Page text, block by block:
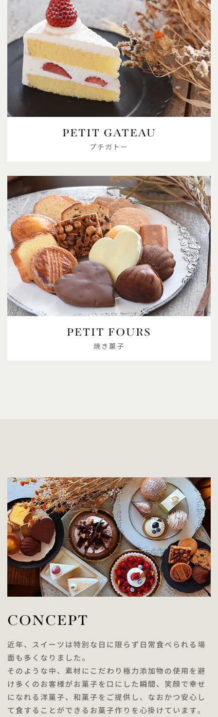
PETIT GATEAU
プチガトー
PETIT FOURS
焼き菓子
CONCEPT
近年、スイーツは特別な日に限らず日常食べられる場
面も多くなりました。
そのような中、素材にこだわり極力添加物の使用を避
け多くのお客様がお菓子を口にした瞬間、笑顔で幸せ
になれる洋菓子、和菓子をご提供し、なおかつ安心し
て食することができるお菓子作りを心掛けています。